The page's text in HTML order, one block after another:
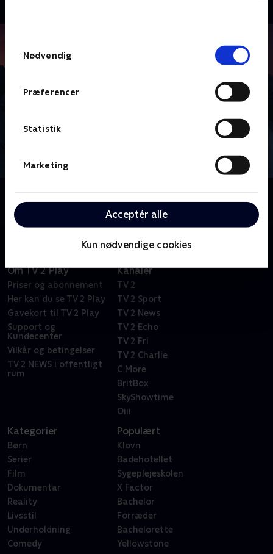
Nødvendig
Præferencer
Statistik
Marketing
Acceptér alle
Kun nødvendige cookies
Se højdepunkter fra vinter-OL i Milano Cortina.
Om TV 2 Play
Priser og abonnement
Her kan du se TV 2 Play
Gavekort til TV 2 Play
Support og
Kundecenter
Vilkår og betingelser
TV 2 NEWS i offentligt
rum
Kanaler
TV 2
TV 2 Sport
TV 2 News
TV 2 Echo
TV 2 Fri
TV 2 Charlie
C More
BritBox
SkyShowtime
Oiii
Kategorier
Børn
Serier
Film
Dokumentar
Reality
Livsstil
Underholdning
Comedy
Populært
Klovn
Badehotellet
Sygeplejeskolen
X Factor
Bachelor
Forræder
Bachelorette
Yellowstone